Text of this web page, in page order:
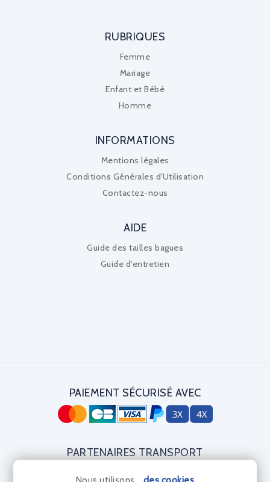
RUBRIQUES
Femme
Mariage
Enfant et Bébé
Homme
INFORMATIONS
Mentions légales
Conditions Générales d'Utilisation
Contactez-nous
AIDE
Guide des tailles bagues
Guide d'entretien
PAIEMENT SÉCURISÉ AVEC
PARTENAIRES TRANSPORT